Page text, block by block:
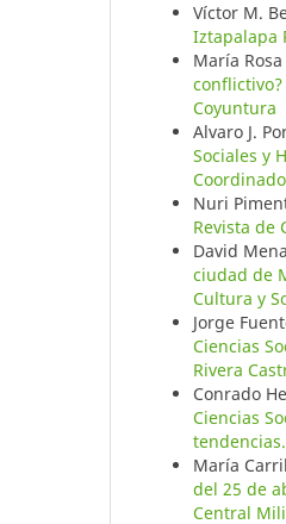
Víctor M.
Iztapalapa
María
conflictivo?
Coyuntura
Alvaro J.
Sociales y
Nuri
Revista de
David
ciudad de
Cultura y
Jorge
Ciencias
Rivera
Conrado
Ciencias
María
del 25 de
Central